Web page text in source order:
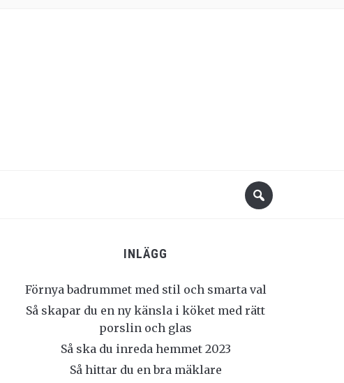
INLÄGG
Förnya badrummet med stil och smarta val
Så skapar du en ny känsla i köket med rätt
porslin och glas
Så ska du inreda hemmet 2023
Så hittar du en bra mäklare